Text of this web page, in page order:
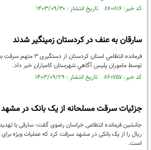
کد خبر: ۸۶۰۸۱۶ تاریخ انتشار : ۱۴۰۳/۰۹/۳۰
سارقان به عنف در کردستان زمينگير شدند
توسط ماموران پليس آگاهي شهرستان کامياران خبر داد.
کد خبر: ۸۶۰۷۵۷ تاریخ انتشار : ۱۴۰۳/۰۹/۲۹
جزئیات سرقت مسلحانه از یک بانک در مشهد
ریال را از یک بانکی در مشهد سرقت کرد که عملیات ویژه
است.